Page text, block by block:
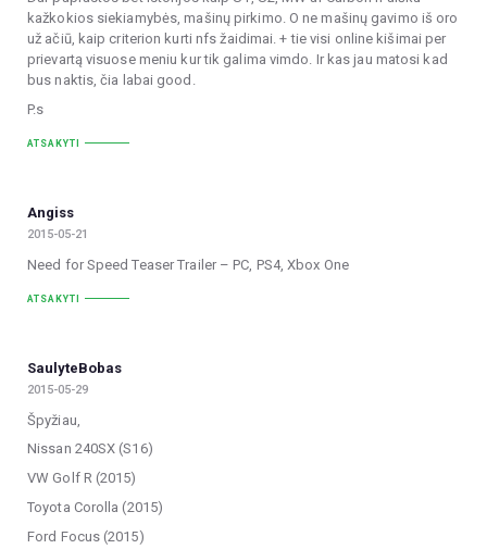
kažkokios siekiamybės, mašinų pirkimo. O ne mašinų gavimo iš oro
už ačiū, kaip criterion kurti nfs žaidimai. + tie visi online kišimai per
prievartą visuose meniu kur tik galima vimdo. Ir kas jau matosi kad
bus naktis, čia labai good.
P.s
ATSAKYTI
Angiss
2015-05-21
Need for Speed Teaser Trailer – PC, PS4, Xbox One
ATSAKYTI
SaulyteBobas
2015-05-29
Špyžiau,
Nissan 240SX (S16)
VW Golf R (2015)
Toyota Corolla (2015)
Ford Focus (2015)